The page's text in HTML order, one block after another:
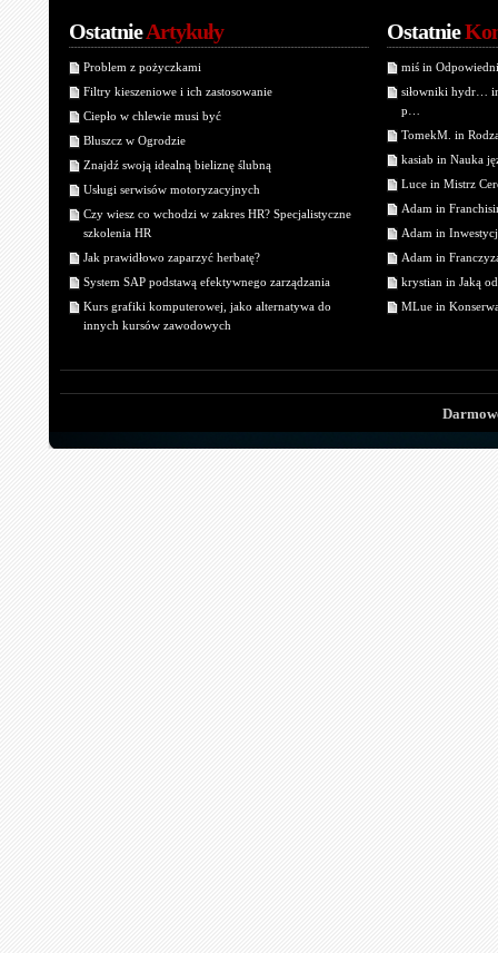
OstatnieArtykuły
Problem z pożyczkami
Filtry kieszeniowe i ich zastosowanie
Ciepło w chlewie musi być
Bluszcz w Ogrodzie
Znajdź swoją idealną bieliznę ślubną
Usługi serwisów motoryzacyjnych
Czy wiesz co wchodzi w zakres HR? Specjalistyczne
szkolenia HR
Jak prawidłowo zaparzyć herbatę?
System SAP podstawą efektywnego zarządzania
Kurs grafiki komputerowej, jako alternatywa do
innych kursów zawodowych
Ostatnie
miś in
siłowniki hydr…
p…
TomekM. in
kasiab in Nauka
Luce in Mistrz
Adam in
Adam in
Adam in
krystian in Jaką
MLue in